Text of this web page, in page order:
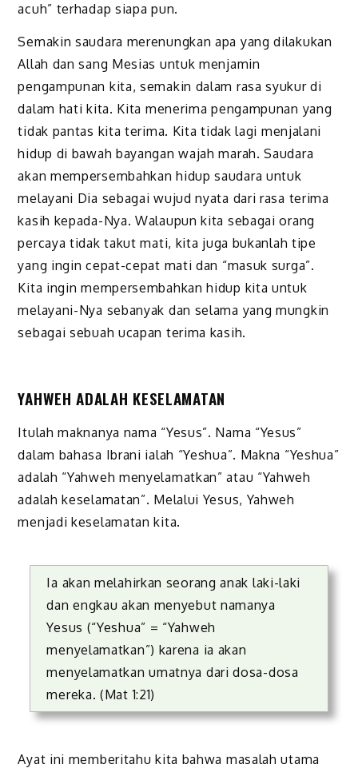
acuh” terhadap siapa pun.
Semakin saudara merenungkan apa yang dilakukan
Allah dan sang Mesias untuk menjamin
pengampunan kita, semakin dalam rasa syukur di
dalam hati kita. Kita menerima pengampunan yang
tidak pantas kita terima. Kita tidak lagi menjalani
hidup di bawah bayangan wajah marah. Saudara
akan mempersembahkan hidup saudara untuk
melayani Dia sebagai wujud nyata dari rasa terima
kasih kepada-Nya. Walaupun kita sebagai orang
percaya tidak takut mati, kita juga bukanlah tipe
yang ingin cepat-cepat mati dan “masuk surga”.
Kita ingin mempersembahkan hidup kita untuk
melayani-Nya sebanyak dan selama yang mungkin
sebagai sebuah ucapan terima kasih.
YAHWEH ADALAH KESELAMATAN
Itulah maknanya nama “Yesus”. Nama “Yesus”
dalam bahasa Ibrani ialah “Yeshua”. Makna “Yeshua”
adalah “Yahweh menyelamatkan” atau “Yahweh
adalah keselamatan”. Melalui Yesus, Yahweh
menjadi keselamatan kita.
Ia akan melahirkan seorang anak laki-laki
dan engkau akan menyebut namanya
Yesus (“Yeshua” = “Yahweh
menyelamatkan”) karena ia akan
menyelamatkan umatnya dari dosa-dosa
mereka. (Mat 1:21)
Ayat ini memberitahu kita bahwa masalah utama